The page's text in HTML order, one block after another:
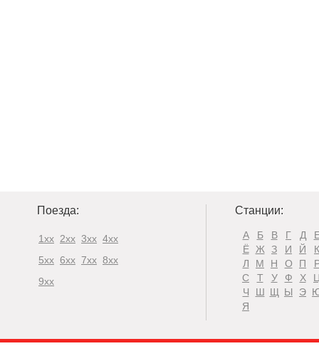
Поезда:
1xx 2xx 3xx 4xx
5xx 6xx 7xx 8xx
9xx
Станции:
А Б В Г Д
Ё
Ж З И Й
К
Л
М Н О П
С
Т У Ф Х
Ч
Ш Щ Ы Э
Я